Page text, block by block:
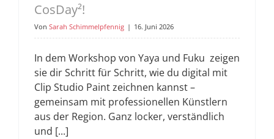
CosDay²!
Von Sarah Schimmelpfennig | 16. Juni 2026
In dem Workshop von Yaya und Fuku zeigen
sie dir Schritt für Schritt, wie du digital mit
Clip Studio Paint zeichnen kannst –
gemeinsam mit professionellen Künstlern
aus der Region. Ganz locker, verständlich
und [...]